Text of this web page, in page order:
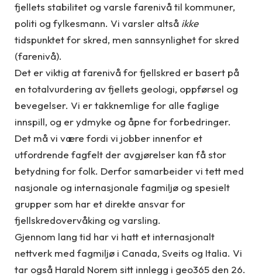
fjellets stabilitet og varsle farenivå til kommuner,
politi og fylkesmann. Vi varsler altså ikke
tidspunktet for skred, men sannsynlighet for skred
(farenivå).
Det er viktig at farenivå for fjellskred er basert på
en totalvurdering av fjellets geologi, oppførsel og
bevegelser. Vi er takknemlige for alle faglige
innspill, og er ydmyke og åpne for forbedringer.
Det må vi være fordi vi jobber innenfor et
utfordrende fagfelt der avgjørelser kan få stor
betydning for folk. Derfor samarbeider vi tett med
nasjonale og internasjonale fagmiljø og spesielt
grupper som har et direkte ansvar for
fjellskredovervåking og varsling.
Gjennom lang tid har vi hatt et internasjonalt
nettverk med fagmiljø i Canada, Sveits og Italia. Vi
tar også Harald Norem sitt innlegg i geo365 den 26.